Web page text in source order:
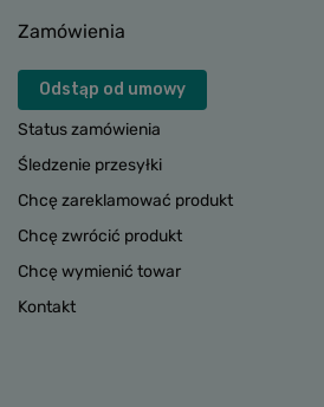
Zamówienia
Odstąp od umowy
Status zamówienia
Śledzenie przesyłki
Chcę zareklamować produkt
Chcę zwrócić produkt
Chcę wymienić towar
Kontakt